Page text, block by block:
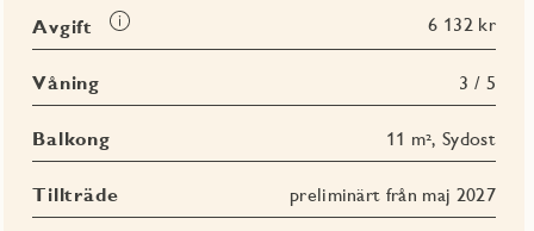
Avgift
Läs
mer
6 132 kr
Våning 3 / 5
Balkong 11 m², Sydost
Tillträde preliminärt från maj 2027